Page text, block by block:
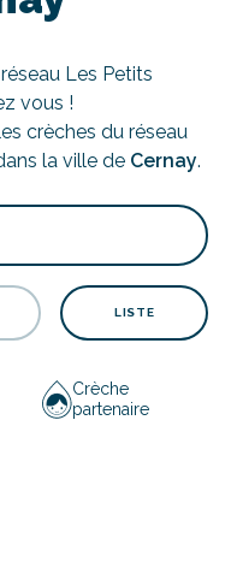
Les Petits
vous !
crèches du réseau
la ville de Cernay.
LISTE
Crèche
partenaire